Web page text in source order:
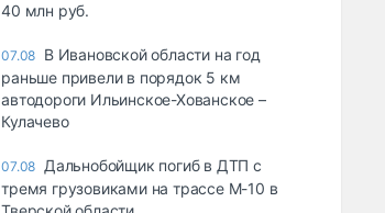
40 млн руб.
07.08 В Ивановской области на год
раньше привели в порядок 5 км
автодороги Ильинское-Хованское –
Кулачево
07.08 Дальнобойщик погиб в ДТП с
тремя грузовиками на трассе М-10 в